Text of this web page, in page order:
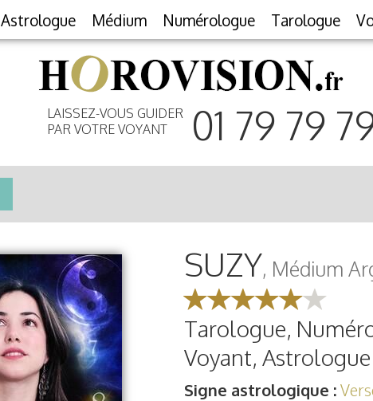
Astrologue Médium Numérologue Tarologue
LAISSEZ-VOUS GUIDER
PAR VOTRE VOYANT
01 79 79
SUZY, Médium
Tarologue,
Voyant, Astrologue
Signe astrologique :